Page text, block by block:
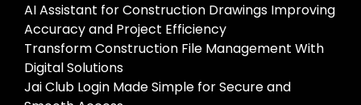
AI Assistant for Construction Drawings Improving
Accuracy and Project Efficiency
Transform Construction File Management With
Digital Solutions
Jai Club Login Made Simple for Secure and